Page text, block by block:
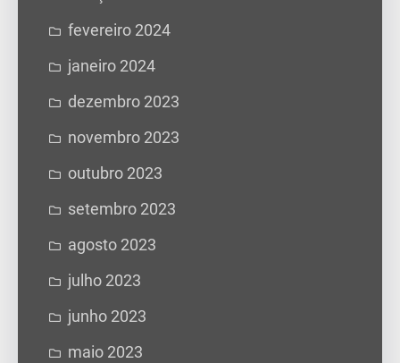
fevereiro 2024
janeiro 2024
dezembro 2023
novembro 2023
outubro 2023
setembro 2023
agosto 2023
julho 2023
junho 2023
maio 2023